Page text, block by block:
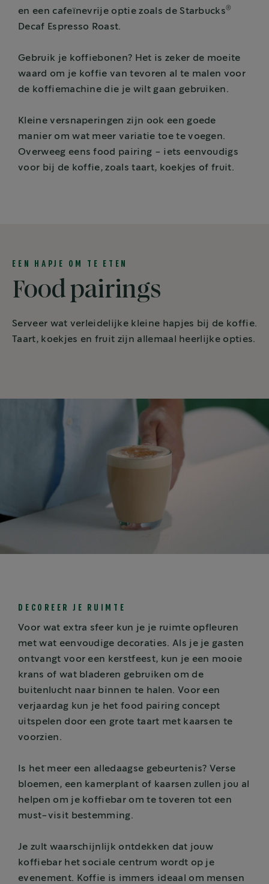
en een cafeïnevrije optie zoals de Starbucks®
Decaf Espresso Roast.
Gebruik je koffiebonen? Het is zeker de moeite
waard om je koffie van tevoren al te malen voor
de koffiemachine die je wilt gaan gebruiken.
Kleine versnaperingen zijn ook een goede
manier om wat meer variatie toe te voegen.
Overweeg eens food pairing - iets eenvoudigs
voor bij de koffie, zoals taart, koekjes of fruit.
EEN HAPJE OM TE ETEN
Food pairings
Serveer wat verleidelijke kleine hapjes bij de koffie.
Taart, koekjes en fruit zijn allemaal heerlijke opties.
DECOREER JE RUIMTE
Voor wat extra sfeer kun je je ruimte opfleuren
met wat eenvoudige decoraties. Als je je gasten
ontvangt voor een kerstfeest, kun je een mooie
krans of wat bladeren gebruiken om de
buitenlucht naar binnen te halen. Voor een
verjaardag kun je het food pairing concept
uitspelen door een grote taart met kaarsen te
voorzien.
Is het meer een alledaagse gebeurtenis? Verse
bloemen, een kamerplant of kaarsen zullen jou al
helpen om je koffiebar om te toveren tot een
must-visit bestemming.
Je zult waarschijnlijk ontdekken dat jouw
koffiebar het sociale centrum wordt op je
evenement. Koffie is immers ideaal om mensen